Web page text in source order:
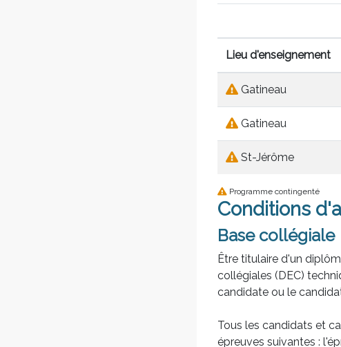
Lieu d'enseignement
Gatineau
Gatineau
St-Jérôme
Programme contingenté
Conditions
Base collégiale
Être titulaire d'un
collégiales (DEC)
candidate ou le
Tous les candidats et
épreuves suivantes :